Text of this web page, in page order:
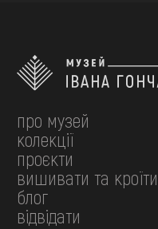
про музей
колекції
проєкти
вишивати та кроїти
блог
відвідати